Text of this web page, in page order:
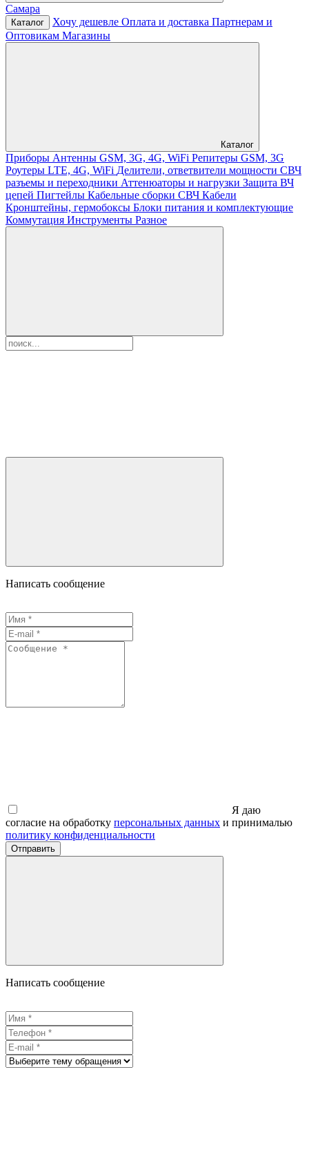
Самара
Каталог Хочу дешевле Оплата и доставка Партнерам и
Оптовикам Магазины
Каталог
Приборы Антенны GSM, 3G, 4G, WiFi Репитеры GSM, 3G
Роутеры LTE, 4G, WiFi Делители, ответвители мощности СВЧ
разъемы и переходники Аттенюаторы и нагрузки Защита ВЧ
цепей Пигтейлы Кабельные сборки СВЧ Кабели
Кронштейны, гермобоксы Блоки питания и комплектующие
Коммутация Инструменты Разное
Написать сообщение
Я даю
согласие на обработку персональных данных и принималью
политику конфиденциальности
Отправить
Написать сообщение